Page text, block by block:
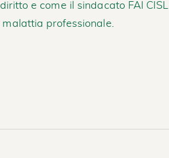
e come il sindacato FAI CISL
malattia professionale.